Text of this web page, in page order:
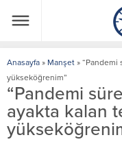
Anasayfa » Manşet » “Pandemi
yükseköğrenim”
“Pandemi
ayakta kalan